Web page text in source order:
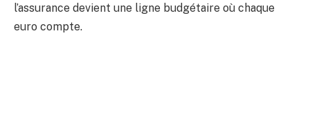
l’assurance devient une ligne budgétaire où chaque
euro compte.